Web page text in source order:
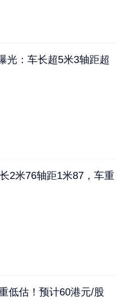
光：车长超5米3轴距超
2米76轴距1米87，车重
低估！预计60港元/股